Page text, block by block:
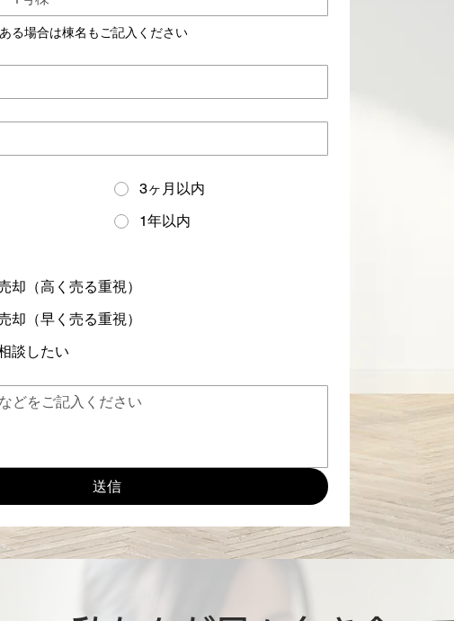
る場合は棟名もご記入ください
3ヶ月以内
1年以内
却（高く売る重視）
却（早く売る重視）
談したい
送信